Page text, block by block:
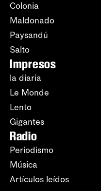
Colonia
Maldonado
Paysandú
Salto
Impresos
la diaria
Le Monde
Lento
Gigantes
Radio
Periodismo
Música
Artículos leídos